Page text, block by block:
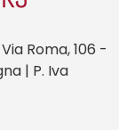
Roma, 106 -
| P. Iva